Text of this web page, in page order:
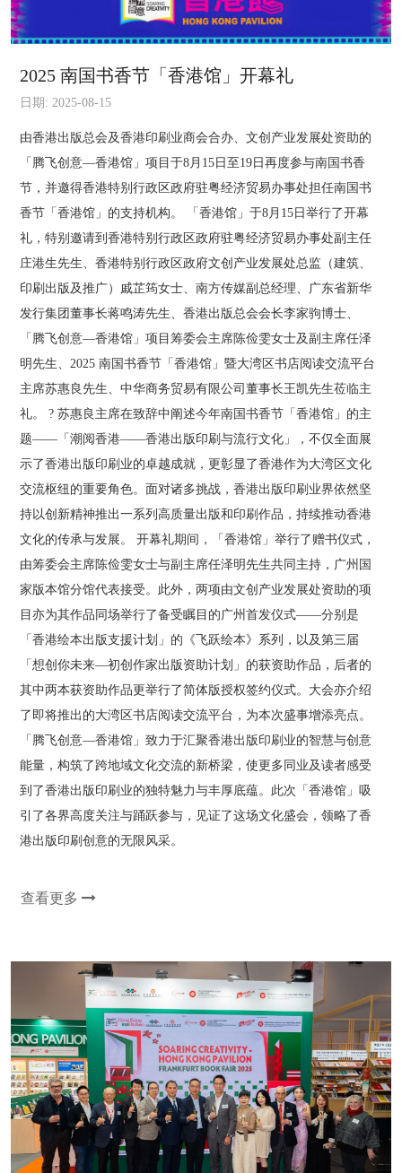
2025 南国书香节「香港馆」开幕礼
日期: 2025-08-15
由香港出版总会及香港印刷业商会合办、文创产业发展处资助的
「腾飞创意—香港馆」项目于8月15日至19日再度参与南国书香
节，并邀得香港特别行政区政府驻粤经济贸易办事处担任南国书
香节「香港馆」的支持机构。 「香港馆」于8月15日举行了开幕
礼，特别邀请到香港特别行政区政府驻粤经济贸易办事处副主任
庄港生先生、香港特别行政区政府文创产业发展处总监（建筑、
印刷出版及推广）戚芷筠女士、南方传媒副总经理、广东省新华
发行集团董事长蒋鸣涛先生、香港出版总会会长李家驹博士、
「腾飞创意—香港馆」项目筹委会主席陈俭雯女士及副主席任泽
明先生、2025 南国书香节「香港馆」暨大湾区书店阅读交流平台
主席苏惠良先生、中华商务贸易有限公司董事长王凯先生莅临主
礼。 ? 苏惠良主席在致辞中阐述今年南国书香节「香港馆」的主
题——「潮阅香港——香港出版印刷与流行文化」，不仅全面展
示了香港出版印刷业的卓越成就，更彰显了香港作为大湾区文化
交流枢纽的重要角色。面对诸多挑战，香港出版印刷业界依然坚
持以创新精神推出一系列高质量出版和印刷作品，持续推动香港
文化的传承与发展。 开幕礼期间，「香港馆」举行了赠书仪式，
由筹委会主席陈俭雯女士与副主席任泽明先生共同主持，广州国
家版本馆分馆代表接受。此外，两项由文创产业发展处资助的项
目亦为其作品同场举行了备受瞩目的广州首发仪式——分别是
「香港绘本出版支援计划」的《飞跃绘本》系列，以及第三届
「想创你未来—初创作家出版资助计划」的获资助作品，后者的
其中两本获资助作品更举行了简体版授权签约仪式。大会亦介绍
了即将推出的大湾区书店阅读交流平台，为本次盛事增添亮点。
「腾飞创意—香港馆」致力于汇聚香港出版印刷业的智慧与创意
能量，构筑了跨地域文化交流的新桥梁，使更多同业及读者感受
到了香港出版印刷业的独特魅力与丰厚底蕴。此次「香港馆」吸
引了各界高度关注与踊跃参与，见证了这场文化盛会，领略了香
港出版印刷创意的无限风采。
查看更多